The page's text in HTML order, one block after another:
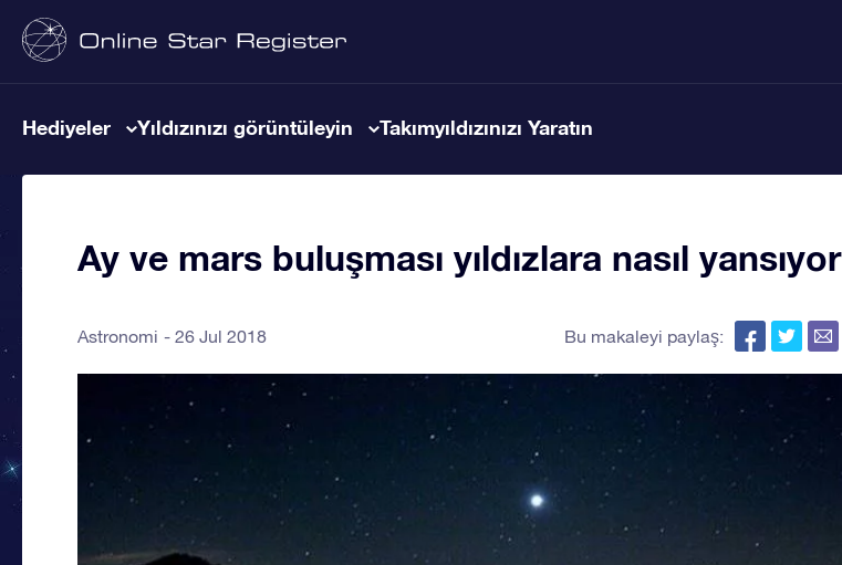
Hediyeler Yıldızınızı görüntüleyin Takımyıldızınızı Yaratın
Ay ve mars buluşması yıldızlara nasıl yansıyor
Astronomi 26 Jul 2018 Bu makaleyi paylaş: